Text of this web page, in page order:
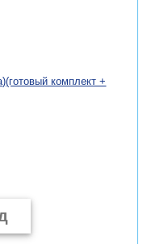
комплект +